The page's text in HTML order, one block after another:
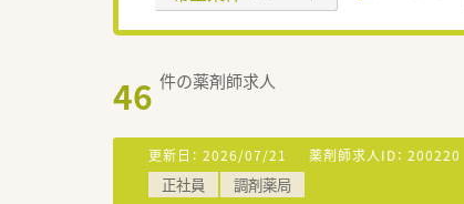
46 件の薬剤師求人
更新日： 2026/07/21 薬剤師求人ID： 200220
正社員 調剤薬局